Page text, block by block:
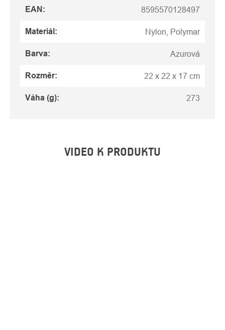
EAN : 8595570128497
Materiál : Nylon, Polymar
Barva: Azurová
Rozměr: 22 x 22 x 17 cm
Váha (g): 273
VIDEO K PRODUKTU